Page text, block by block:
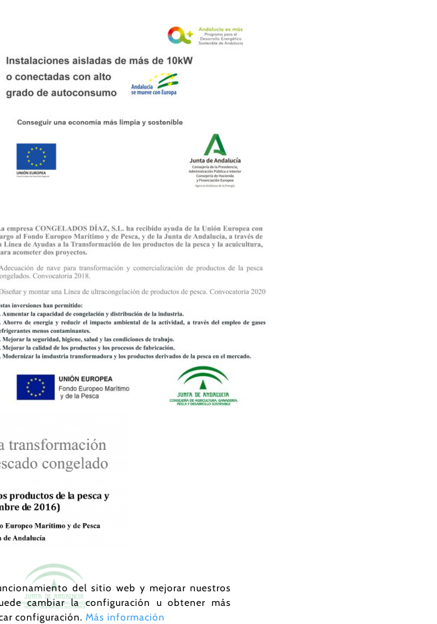
del sitio web y mejorar nuestros
cambiar la configuración u obtener más
configuración. Más información